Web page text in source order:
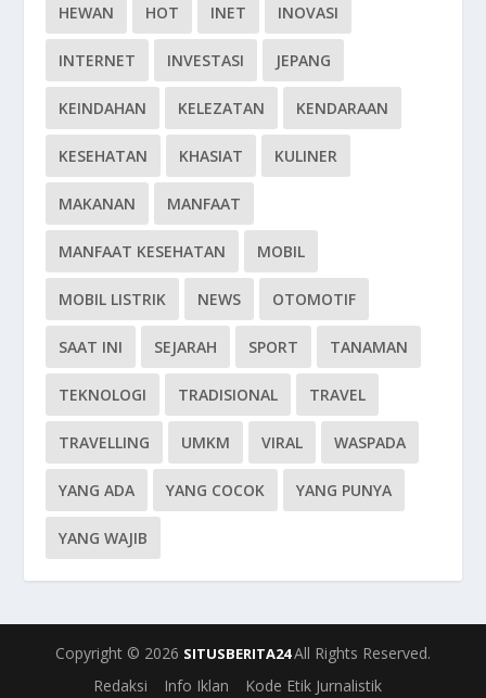
HEWAN HOT INET INOVASI
INTERNET INVESTASI JEPANG
KEINDAHAN KELEZATAN KENDARAAN
KESEHATAN KHASIAT KULINER
MAKANAN MANFAAT
MANFAAT KESEHATAN MOBIL
MOBIL LISTRIK NEWS OTOMOTIF
SAAT INI SEJARAH SPORT TANAMAN
TEKNOLOGI TRADISIONAL TRAVEL
TRAVELLING UMKM VIRAL WASPADA
YANG ADA YANG COCOK YANG PUNYA
YANG WAJIB
Copyright © 2026 SITUSBERITA24All Rights Reserved.
Redaksi
Info Iklan Kode Etik Jurnalistik